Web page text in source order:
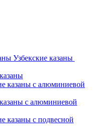
Узбекские казаны
с алюминиевой